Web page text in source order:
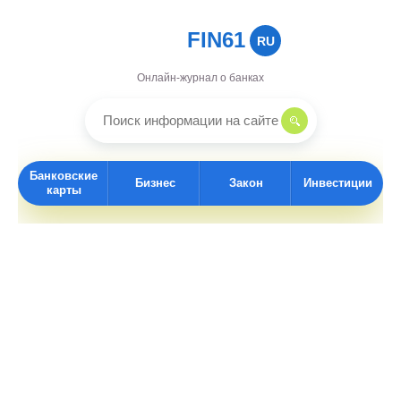
FIN61 RU
Онлайн-журнал о банках
Банковские
карты
Бизнес Закон Инвестиции